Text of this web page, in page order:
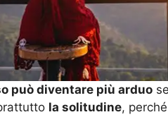
può diventare più arduo
la solitudine,